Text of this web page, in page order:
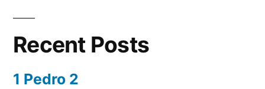
Recent Posts
1 Pedro 2